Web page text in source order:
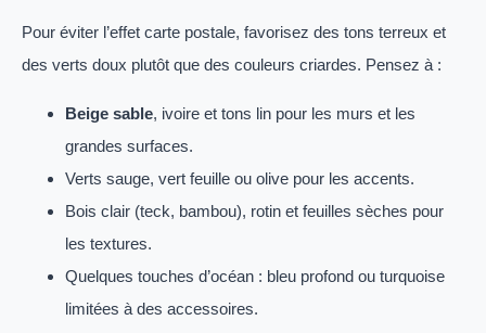
Pour éviter l’effet carte postale, favorisez des tons terreux et
des verts doux plutôt que des couleurs criardes. Pensez à :
Beige sable, ivoire et tons lin pour les murs et les
grandes surfaces.
Verts sauge, vert feuille ou olive pour les accents.
Bois clair (teck, bambou), rotin et feuilles sèches pour
les textures.
Quelques touches d’océan : bleu profond ou turquoise
limitées à des accessoires.